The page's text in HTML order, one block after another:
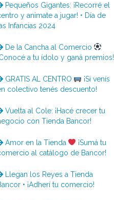
Pequeños Gigantes: ¡Recorré el
y animate a jugar! • Día de
Infancias 2024
De la Cancha al Comercio
a tu ídolo y ganá premios!
GRATIS AL CENTRO
¡Si venís
colectivo tenés descuento!
Vuelta al Cole: ¡Hacé crecer tu
con Tienda Bancor!
Amor en la Tienda
¡Sumá tu
al catálogo de Bancor!
Llegan los Reyes a Tienda
• ¡Adherí tu comercio!